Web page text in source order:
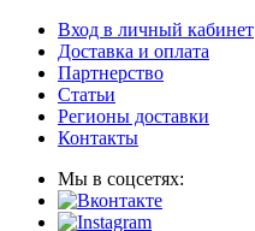
Вход в личный кабинет
Доставка и оплата
Партнерство
Статьи
Регионы доставки
Контакты
Мы в соцсетях: